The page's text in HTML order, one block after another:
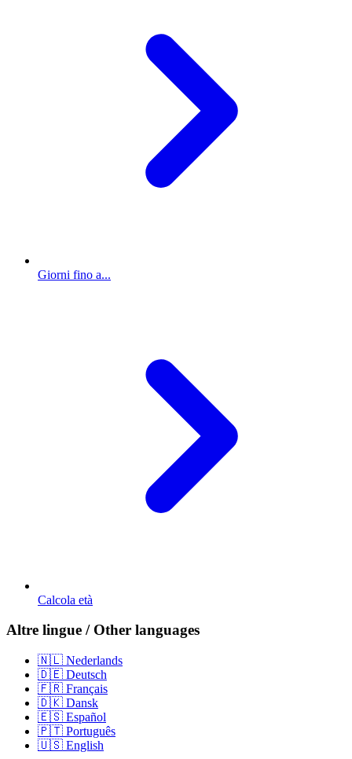
Giorni fino a...
Calcola età
Altre lingue / Other languages
🇳🇱 Nederlands
🇩🇪 Deutsch
🇫🇷 Français
🇩🇰 Dansk
🇪🇸 Español
🇵🇹 Português
🇺🇸 English